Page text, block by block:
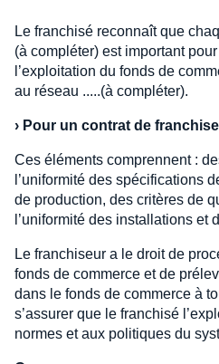
Le franchisé reconnaît que
(à compléter) est important
l’exploitation du fonds de
au réseau .....(à compléter).
› Pour un contrat de
Ces éléments comprennent :
l’uniformité des spécifications
de production, des critères de
l’uniformité des installations et
Le franchiseur a le droit de
fonds de commerce et de
dans le fonds de commerce à
s’assurer que le franchisé
normes et aux politiques du